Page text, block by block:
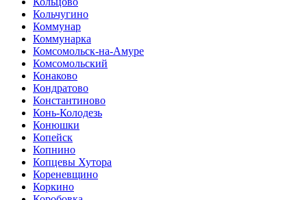
Кольчугино
Коммунар
Коммунарка
Комсомольск-на-Амуре
Комсомольский
Конаково
Кондратово
Константиново
Конь-Колодезь
Конюшки
Копейск
Копнино
Копцевы Хутора
Кореневщино
Коркино